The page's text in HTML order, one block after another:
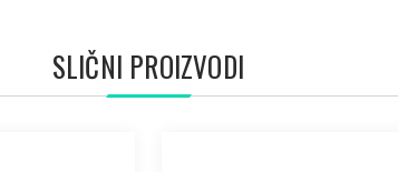
SLIČNI PROIZVODI